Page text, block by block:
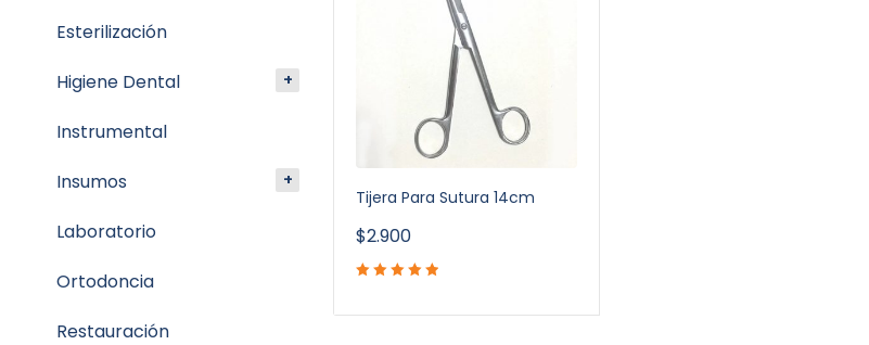
Esterilización
Higiene Dental
Instrumental
Insumos
Laboratorio
Ortodoncia
Restauración
Tijera Para Sutura 14cm
$2.900